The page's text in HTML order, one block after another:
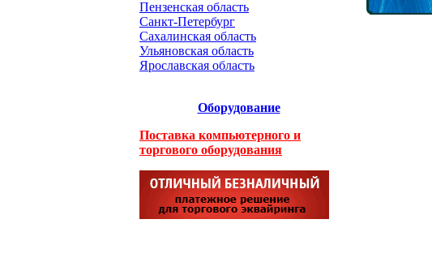
Пензенская область
Санкт-Петербург
Сахалинская область
Ульяновская область
Ярославская область
Оборудование
Поставка компьютерного и
торгового оборудования